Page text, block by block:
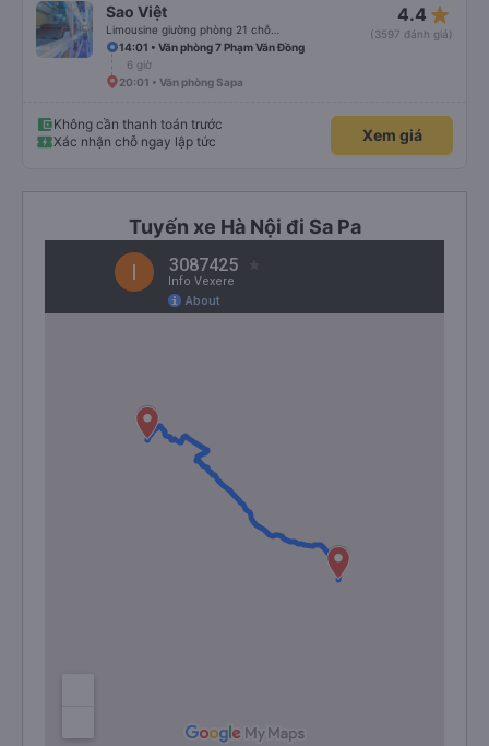
Sao Việt 4.4 star_rate
(3597 đánh giá)
14:01 • Văn phòng 7 Phạm Văn Đồng
6 giờ
20:01 • Văn phòng Sapa
Không cần thanh toán trước
Xác nhận chỗ ngay lập tức
Xem giá
Tuyến xe Hà Nội đi Sa Pa